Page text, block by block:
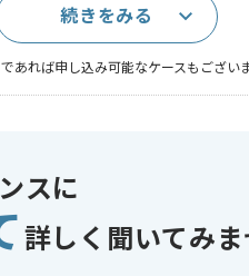
あれば申し込み可能なケースもござい
続きをみる
スに
詳しく聞いてみま